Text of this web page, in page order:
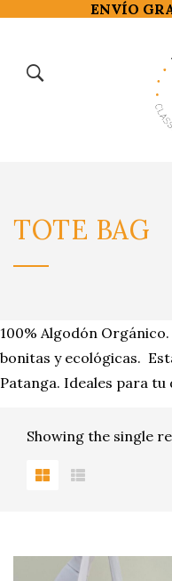
ENVÍO
HATHA YOGA
CALENDARIO
TOTE BAG
100% Algodón
bonitas y ecológicas.
Patanga. Ideales para tu
Showing the single